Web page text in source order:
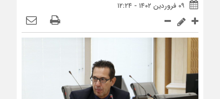
۰۹ فروردین ۱۴۰۲ - ۱۲:۲۴